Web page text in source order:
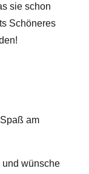
sie schon
Schöneres
am
und wünsche